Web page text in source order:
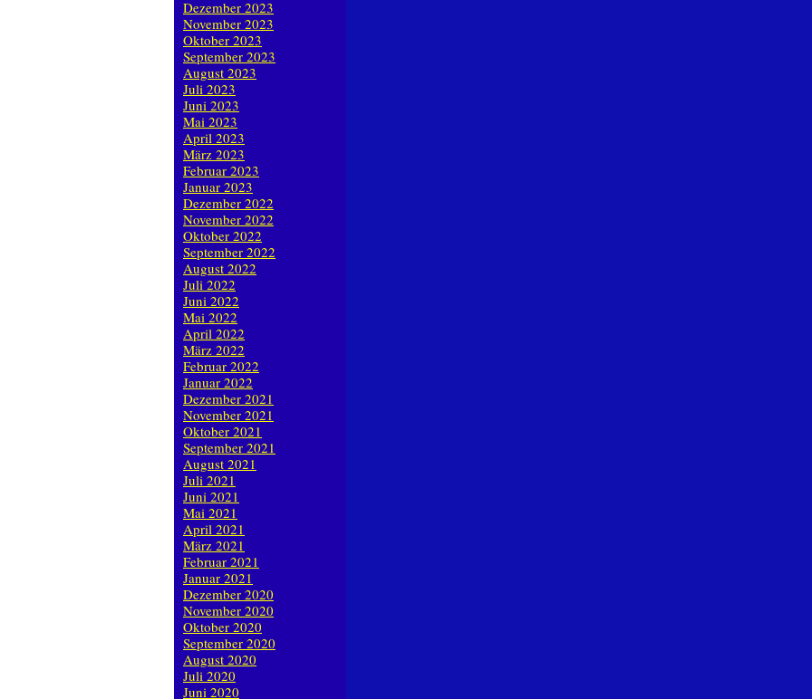
Dezember 2023
November 2023
Oktober 2023
September 2023
August 2023
Juli 2023
Juni 2023
Mai 2023
April 2023
März 2023
Februar 2023
Januar 2023
Dezember 2022
November 2022
Oktober 2022
September 2022
August 2022
Juli 2022
Juni 2022
Mai 2022
April 2022
März 2022
Februar 2022
Januar 2022
Dezember 2021
November 2021
Oktober 2021
September 2021
August 2021
Juli 2021
Juni 2021
Mai 2021
April 2021
März 2021
Februar 2021
Januar 2021
Dezember 2020
November 2020
Oktober 2020
September 2020
August 2020
Juli 2020
Juni 2020